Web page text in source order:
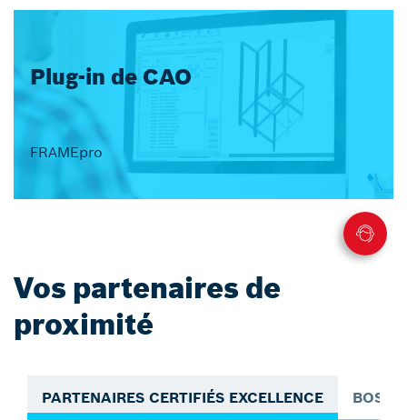
Plug-in de CAO
FRAMEpro
Vos partenaires de
proximité
PARTENAIRES CERTIFIÉS EXCELLENCE